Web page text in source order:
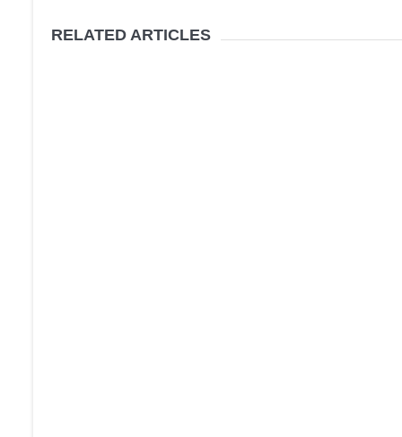
RELATED ARTICLES